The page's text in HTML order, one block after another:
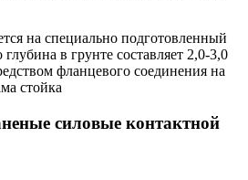
на специально подготовленный
в грунте составляет 2,0-3,0
фланцевого соединения на
стойка
силовые контактной